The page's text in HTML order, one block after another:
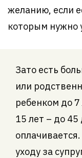
желанию, если
которым нужно
Зато есть
или
ребенком до
15 лет – до 45
уходу за